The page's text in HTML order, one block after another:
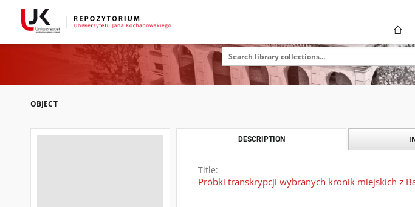
OBJECT
DESCRIPTION
Title:
Próbki transkrypcji wybranych kronik miejskich z